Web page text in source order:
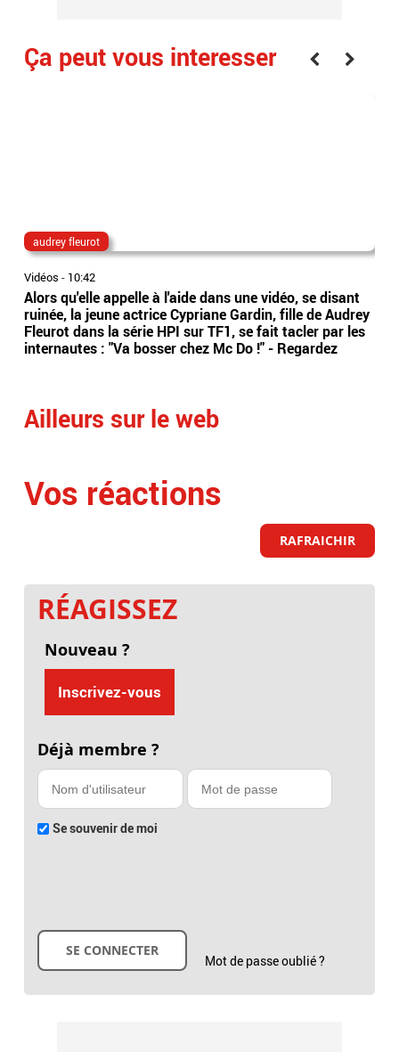
Ça peut vous interesser
audrey fleurot
Vidéos - 10:42
Alors qu'elle appelle à l'aide dans une vidéo, se disant
ruinée, la jeune actrice Cypriane Gardin, fille de Audrey
Fleurot dans la série HPI sur TF1, se fait tacler par les
internautes : "Va bosser chez Mc Do !" - Regardez
Ailleurs sur le web
Vos réactions
RAFRAICHIR
RÉAGISSEZ
Nouveau ?
Inscrivez-vous
Déjà membre ?
Se souvenir de moi
Mot de passe oublié ?